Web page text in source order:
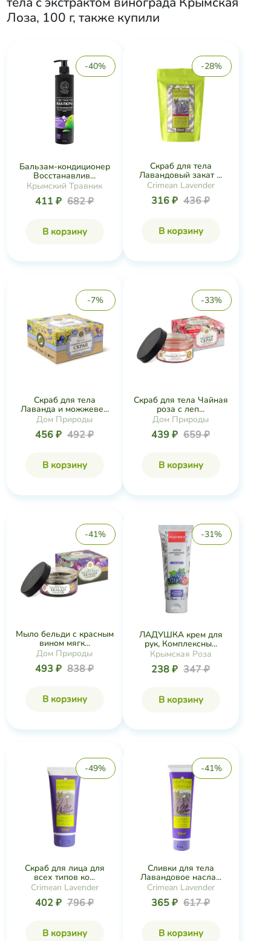
Лоза, 100 г, также купили
-40%
Бальзам-кондиционер
Восстанавлив...
Крымский Травник
411 ₽ 682 ₽
В корзину
-28%
Скраб для тела
Лавандовый закат ...
Crimean Lavender
316 ₽ 436 ₽
В корзину
-7%
Скраб для тела
Лаванда и можжеве...
Дом Природы
456 ₽ 492 ₽
В корзину
-33%
Скраб для тела Чайная
роза с леп...
Дом Природы
439 ₽ 659 ₽
В корзину
-41%
Мыло бельди с красным
вином мягк...
Дом Природы
493 ₽ 838 ₽
В корзину
-31%
ЛАДУШКА крем для
рук, Комплексны...
Крымская Роза
238 ₽ 347 ₽
В корзину
-49%
Скраб для лица для
всех типов ко...
Crimean Lavender
402 ₽ 796 ₽
В корзину
-41%
Сливки для тела
Лавандовое насла...
Crimean Lavender
365 ₽ 617 ₽
В корзину